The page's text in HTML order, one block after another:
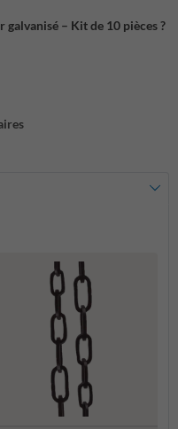
– Kit de 10 pièces ?